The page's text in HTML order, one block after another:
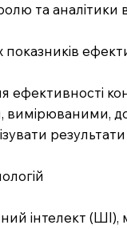
та аналітики в
результати
інтелект